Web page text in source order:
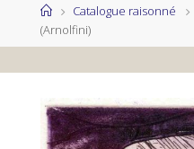
HomeCatalogue raisonné
(Arnolfini)